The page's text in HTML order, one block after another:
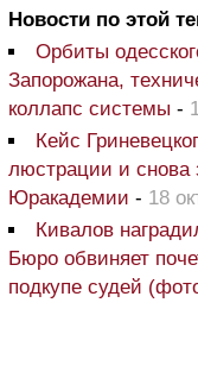
Новости по этой
Орбиты
Запорожана,
коллапс системы -
Кейс
люстрации и снова
Юракадемии - 18
Кивалов
Бюро обвиняет
подкупе судей